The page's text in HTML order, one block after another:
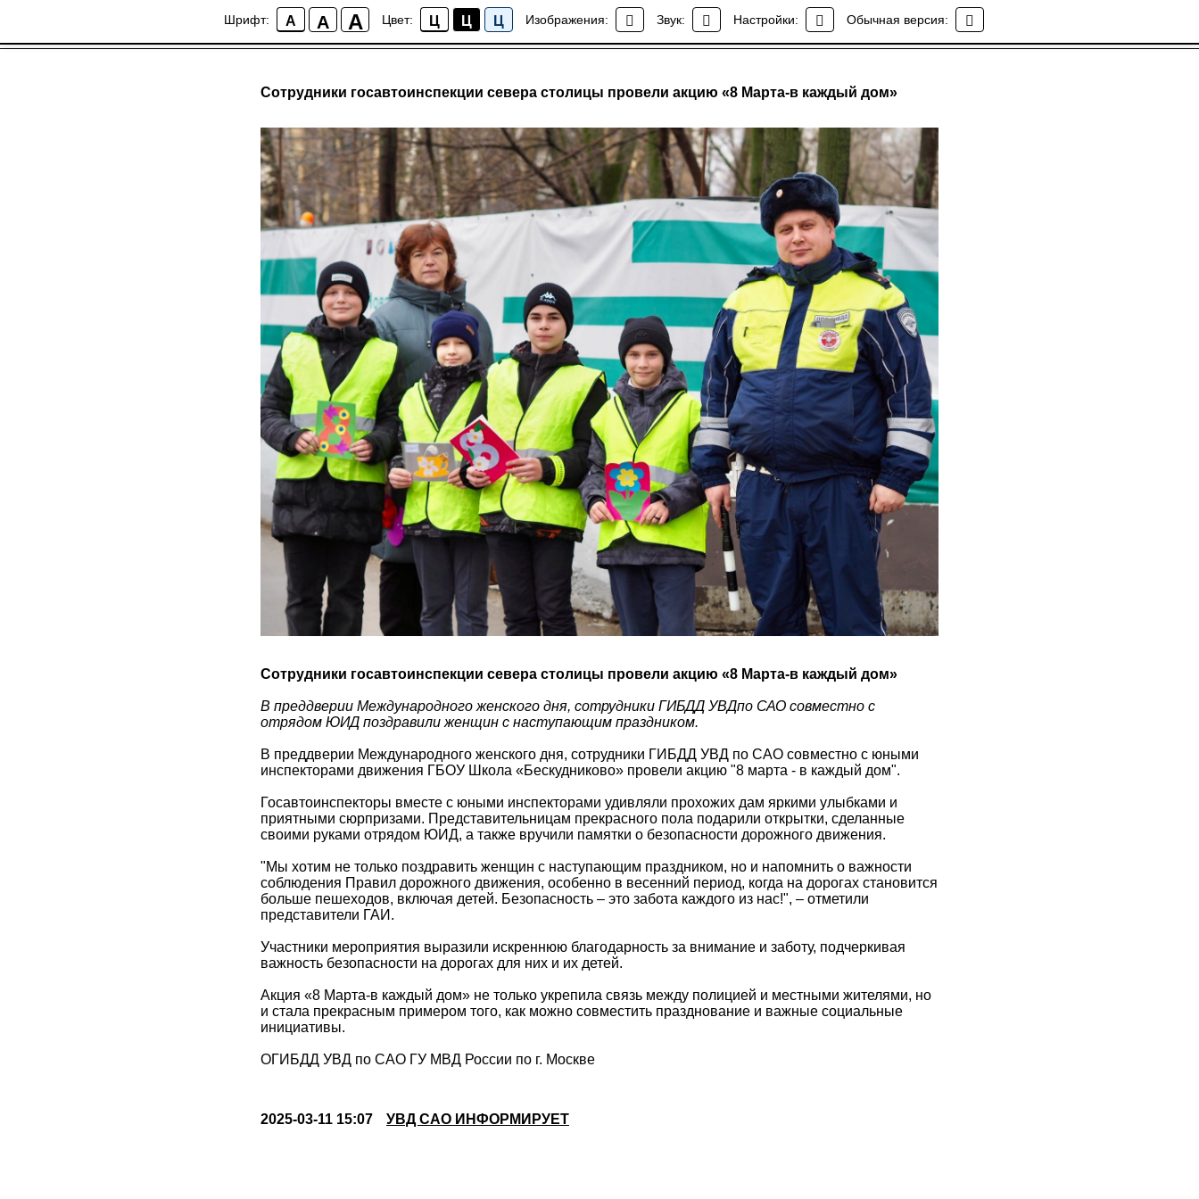
Шрифт: A A A Цвет: Ц Ц Ц Изображения: Звук: Настройки: Обычная версия:
Новости района Коптево
Сотрудники госавтоинспекции севера столицы провели акцию «8 Марта-в каждый дом»
Сотрудники госавтоинспекции севера столицы провели акцию «8 Марта-в каждый дом»
В преддверии Международного женского дня, сотрудники ГИБДД УВДпо САО совместно с
отрядом ЮИД поздравили женщин с наступающим праздником.
В преддверии Международного женского дня, сотрудники ГИБДД УВД по САО совместно с юными
инспекторами движения ГБОУ Школа «Бескудниково» провели акцию "8 марта - в каждый дом".
Госавтоинспекторы вместе с юными инспекторами удивляли прохожих дам яркими улыбками и
приятными сюрпризами. Представительницам прекрасного пола подарили открытки, сделанные
своими руками отрядом ЮИД, а также вручили памятки о безопасности дорожного движения.
"Мы хотим не только поздравить женщин с наступающим праздником, но и напомнить о важности
соблюдения Правил дорожного движения, особенно в весенний период, когда на дорогах становится
больше пешеходов, включая детей. Безопасность – это забота каждого из нас!", – отметили
представители ГАИ.
Участники мероприятия выразили искреннюю благодарность за внимание и заботу, подчеркивая
важность безопасности на дорогах для них и их детей.
Акция «8 Марта-в каждый дом» не только укрепила связь между полицией и местными жителями, но
и стала прекрасным примером того, как можно совместить празднование и важные социальные
инициативы.
ОГИБДД УВД по САО ГУ МВД России по г. Москве
2025-03-11 15:07 УВД САО ИНФОРМИРУЕТ